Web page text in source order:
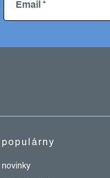
Email
populárny
novinky